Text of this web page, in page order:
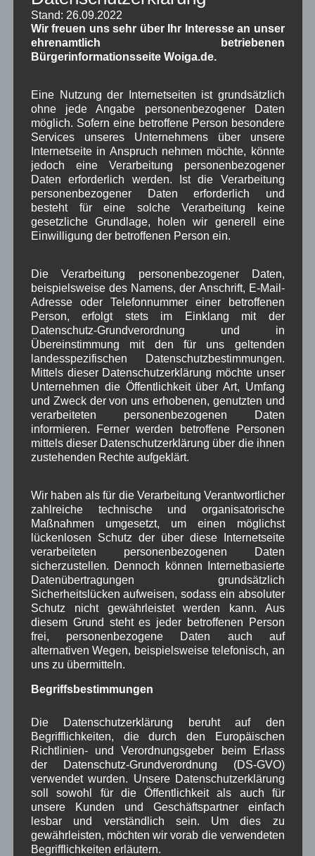
Schlagwörter
Arbeitsmarkt Asyl , Bauvorhaben ,
Bildergalerie Brauchtum ,Corona ,
Dorferneuerung , Dorfleben ,
Dorfplatz ,Energiewende Fest ,G7 ,
Gesundheit Gewerbe ,Haushalt ,
historische Bilder Infrastruktur
Kirche ,Kunsthandwerk ,Landwirtschaft ,
Musik , Natur und Umwelt ,Ochsenrennen
Schule , Sport ,Tagespflege Tourismus ,
TV ,Umfrage , Veranstaltung , Verkehr ,
Verwaltung Video ,
Vorstand Dorferneuerung , Woiga.de
Zeitung ,Zigarettensteig
Bauernregel im August
Wenn die Stoerche im August schon reisen, kommt ein Winter
von Eisen.
Neueste Kommentare
WBEbeiÜber uns
Josef Otler, Verein fürr GeschichtebeiÜber uns
Beitragsarchiv
August 2026(3)
Juli 2026
(9)
Juni 2026(4)
Mai 2026(11)
April 2026
März 2026(9)
Februar 2026(6)
Stand: 26.09.2022
Wir freuen uns sehr über Ihr Interesse an unser
ehrenamtlich betriebenen
Bürgerinformationsseite Woiga.de.
Eine Nutzung der Internetseiten ist grundsätzlich
ohne jede Angabe personenbezogener Daten
möglich. Sofern eine betroffene Person besondere
Services unseres Unternehmens über unsere
Internetseite in Anspruch nehmen möchte, könnte
jedoch eine Verarbeitung personenbezogener
Daten erforderlich werden. Ist die Verarbeitung
personenbezogener Daten erforderlich und
besteht für eine solche Verarbeitung keine
gesetzliche Grundlage, holen wir generell eine
Einwilligung der betroffenen Person ein.
Die Verarbeitung personenbezogener Daten,
beispielsweise des Namens, der Anschrift, E-Mail-
Adresse oder Telefonnummer einer betroffenen
Person, erfolgt stets im Einklang mit der
Datenschutz-Grundverordnung und in
Übereinstimmung mit den für uns geltenden
landesspezifischen Datenschutzbestimmungen.
Mittels dieser Datenschutzerklärung möchte unser
Unternehmen die Öffentlichkeit über Art, Umfang
und Zweck der von uns erhobenen, genutzten und
verarbeiteten personenbezogenen Daten
informieren. Ferner werden betroffene Personen
mittels dieser Datenschutzerklärung über die ihnen
zustehenden Rechte aufgeklärt.
Wir haben als für die Verarbeitung Verantwortlicher
zahlreiche technische und organisatorische
Maßnahmen umgesetzt, um einen möglichst
lückenlosen Schutz der über diese Internetseite
verarbeiteten personenbezogenen Daten
sicherzustellen. Dennoch können Internetbasierte
Datenübertragungen grundsätzlich
Sicherheitslücken aufweisen, sodass ein absoluter
Schutz nicht gewährleistet werden kann. Aus
diesem Grund steht es jeder betroffenen Person
frei, personenbezogene Daten auch auf
alternativen Wegen, beispielsweise telefonisch, an
uns zu übermitteln.
Begriffsbestimmungen
Die Datenschutzerklärung beruht auf den
Begrifflichkeiten, die durch den Europäischen
Richtlinien- und Verordnungsgeber beim Erlass
der Datenschutz-Grundverordnung (DS-GVO)
verwendet wurden. Unsere Datenschutzerklärung
soll sowohl für die Öffentlichkeit als auch für
unsere Kunden und Geschäftspartner einfach
lesbar und verständlich sein. Um dies zu
gewährleisten, möchten wir vorab die verwendeten
Begrifflichkeiten erläutern.